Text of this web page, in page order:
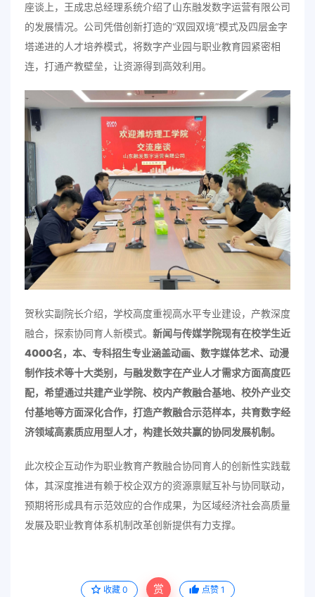
座谈上，王成忠总经理系统介绍了山东融发数字运营有限公司
的发展情况。公司凭借创新打造的“双园双境”模式及四层金字
塔递进的人才培养模式，将数字产业园与职业教育园紧密相
连，打通产教壁垒，让资源得到高效利用。
贺秋实副院长介绍，学校高度重视高水平专业建设，产教深度
融合，探索协同育人新模式。 新闻与传媒学院现有在校学生近
4000名，本、专科招生专业涵盖动画、数字媒体艺术、动漫
制作技术等十大类别，与融发数字在产业人才需求方面高度匹
配，希望通过共建产业学院、校内产教融合基地、校外产业交
付基地等方面深化合作，打造产教融合示范样本，共育数字经
济领域高素质应用型人才，构建长效共赢的协同发展机制。
此次校企互动作为职业教育产教融合协同育人的创新性实践载
体，其深度推进有赖于校企双方的资源禀赋互补与协同联动，
预期将形成具有示范效应的合作成果，为区域经济社会高质量
发展及职业教育体系机制改革创新提供有力支撑。
收藏 0 赏 点赞 1